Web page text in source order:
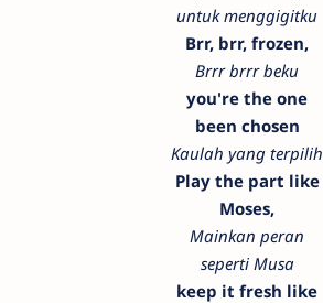
untuk menggigitku
Brr, brr, frozen,
Brrr brrr beku
you're the one
been chosen
Kaulah yang terpilih
Play the part like
Moses,
Mainkan peran
seperti Musa
keep it fresh like